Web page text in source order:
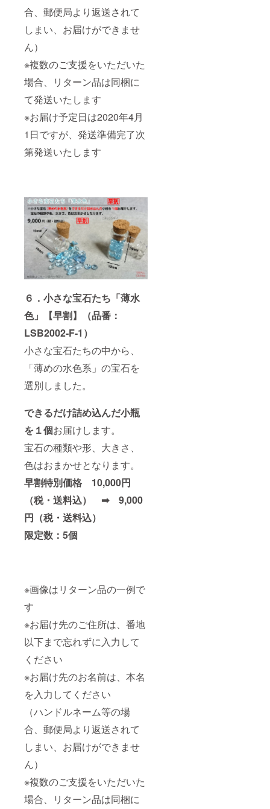
合、郵便局より返送されて
しまい、お届けができませ
ん）
※複数のご支援をいただいた
場合、リターン品は同梱に
て発送いたします
※お届け予定日は2020年4月
1日ですが、発送準備完了次
第発送いたします
６．小さな宝石たち「薄水
色」【早割】（品番：
LSB2002-F-1）
小さな宝石たちの中から、
「薄めの水色系」の宝石を
選別しました。
できるだけ詰め込んだ小瓶
を１個お届けします。
宝石の種類や形、大きさ、
色はおまかせとなります。
早割特別価格 10,000円
（税・送料込） ➡ 9,000
円（税・送料込）
限定数：5個
※画像はリターン品の一例で
す
※お届け先のご住所は、番地
以下まで忘れずに入力して
ください
※お届け先のお名前は、本名
を入力してください
（ハンドルネーム等の場
合、郵便局より返送されて
しまい、お届けができませ
ん）
※複数のご支援をいただいた
場合、リターン品は同梱に